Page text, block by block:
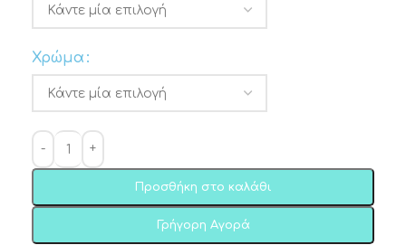
Χρώμα
Προσθήκη στο καλάθι
Γρήγορη Αγορά